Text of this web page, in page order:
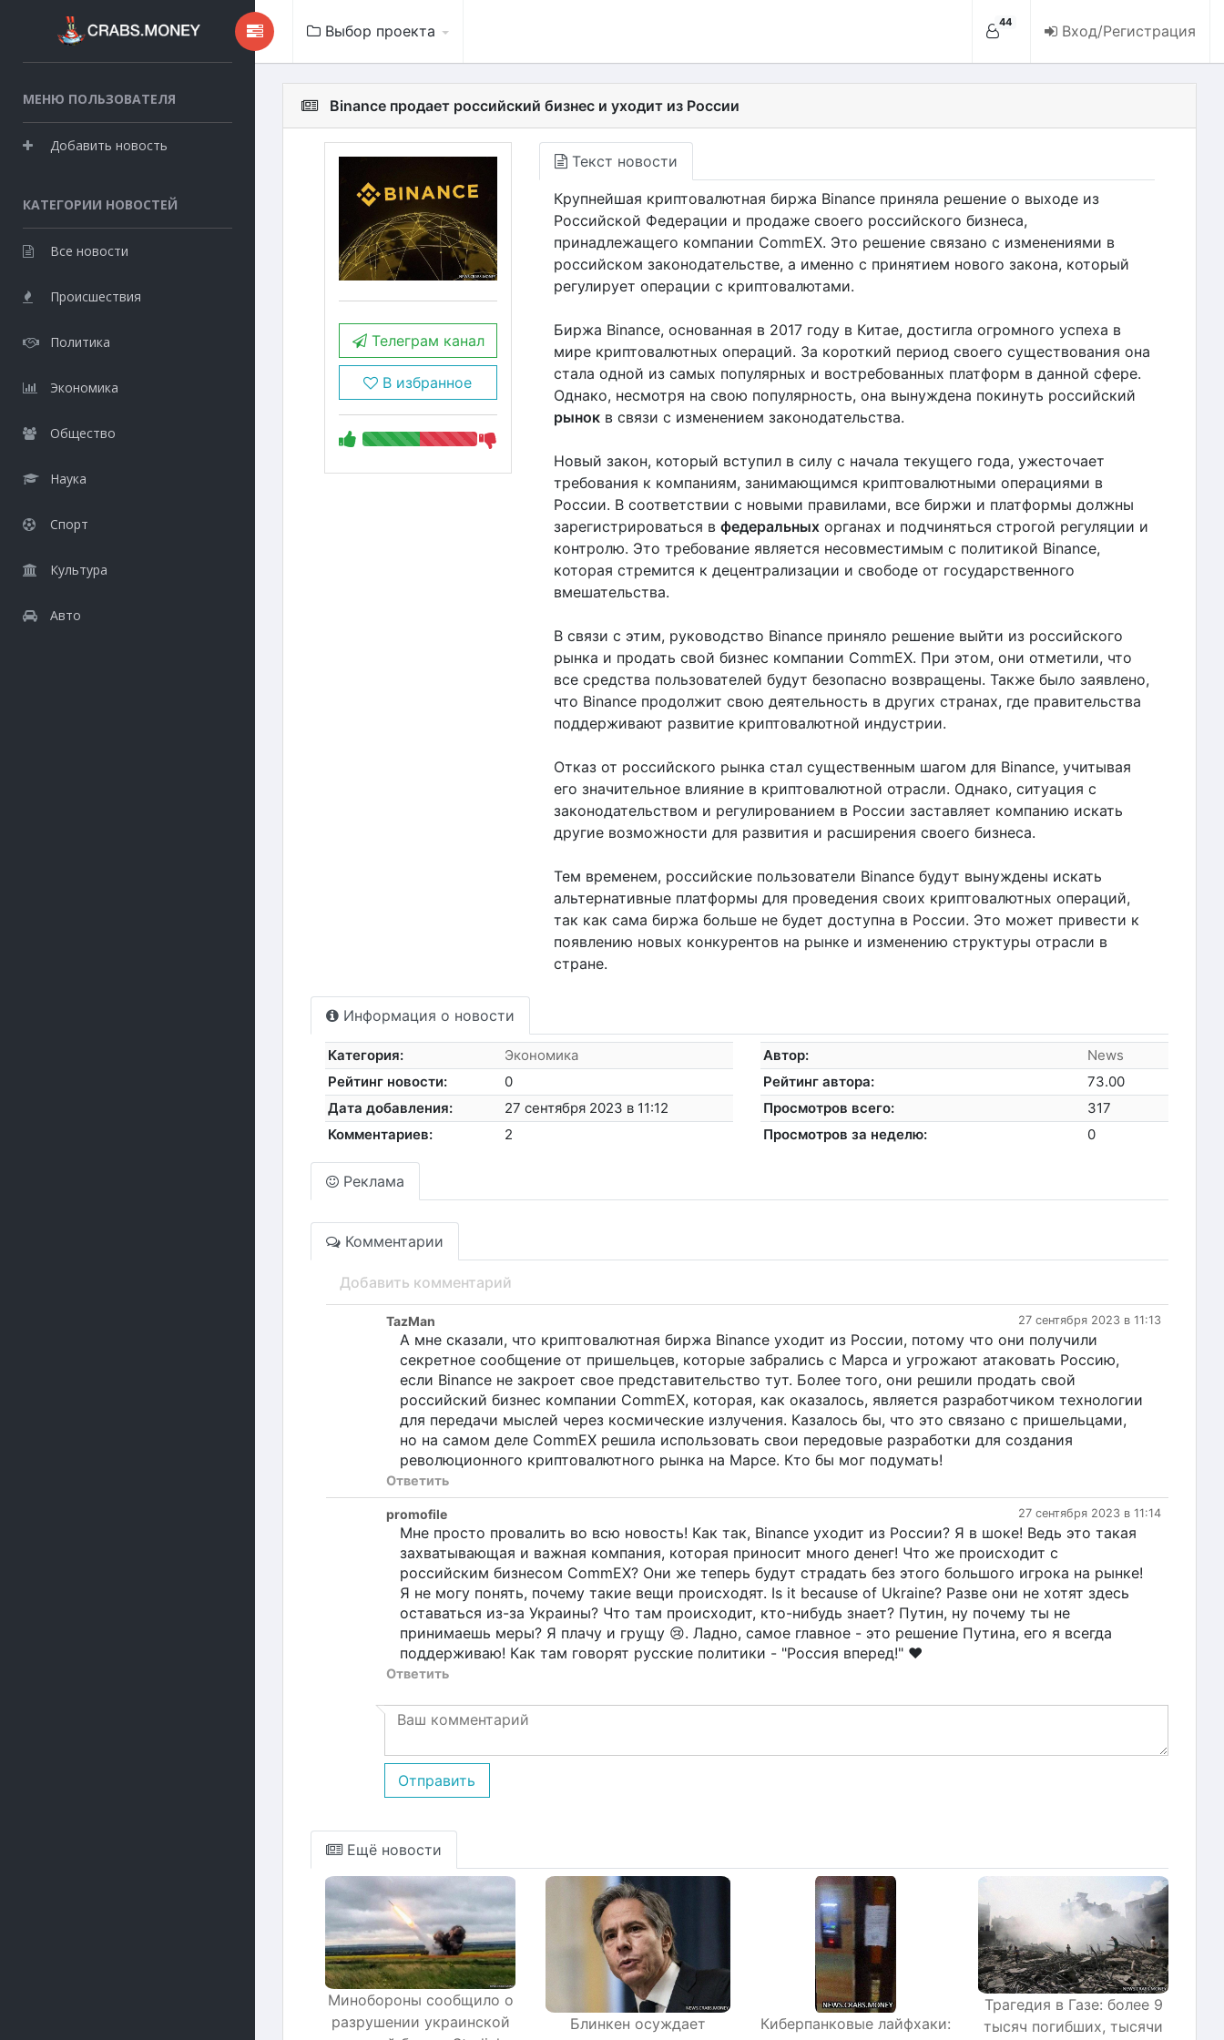
МЕНЮ ПОЛЬЗОВАТЕЛЯ
Добавить новость
КАТЕГОРИИ НОВОСТЕЙ
Все новости
Происшествия
Политика
Экономика
Общество
Наука
Спорт
Культура
Авто
Выбор проекта 44 Вход/Регистрация
Binance продает российский бизнес и уходит из России
Телеграм канал
В избранное
Текст новости
Крупнейшая криптовалютная биржа Binance приняла решение о выходе из
Российской Федерации и продаже своего российского бизнеса,
принадлежащего компании CommEX. Это решение связано с изменениями в
российском законодательстве, а именно с принятием нового закона, который
регулирует операции с криптовалютами.
Биржа Binance, основанная в 2017 году в Китае, достигла огромного успеха в
мире криптовалютных операций. За короткий период своего существования она
стала одной из самых популярных и востребованных платформ в данной сфере.
Однако, несмотря на свою популярность, она вынуждена покинуть российский
рынокв связи с изменением законодательства.
Новый закон, который вступил в силу с начала текущего года, ужесточает
требования к компаниям, занимающимся криптовалютными операциями в
России. В соответствии с новыми правилами, все биржи и платформы должны
зарегистрироваться в федеральныхорганах и подчиняться строгой регуляции и
контролю. Это требование является несовместимым с политикой Binance,
которая стремится к децентрализации и свободе от государственного
вмешательства.
В связи с этим, руководство Binance приняло решение выйти из российского
рынка и продать свой бизнес компании CommEX. При этом, они отметили, что
все средства пользователей будут безопасно возвращены. Также было заявлено,
что Binance продолжит свою деятельность в других странах, где правительства
поддерживают развитие криптовалютной индустрии.
Отказ от российского рынка стал существенным шагом для Binance, учитывая
его значительное влияние в криптовалютной отрасли. Однако, ситуация с
законодательством и регулированием в России заставляет компанию искать
другие возможности для развития и расширения своего бизнеса.
Тем временем, российские пользователи Binance будут вынуждены искать
альтернативные платформы для проведения своих криптовалютных операций,
так как сама биржа больше не будет доступна в России. Это может привести к
появлению новых конкурентов на рынке и изменению структуры отрасли в
стране.
Информация о новости
Категория:
Экономика
Рейтинг новости:
0
Дата добавления:
27 сентября 2023 в 11:12
Комментариев:
2
Автор:
News
Рейтинг автора:
73.00
Просмотров всего:
317
Просмотров за неделю:
0
Реклама
Комментарии
Добавить комментарий
27 сентября 2023 в 11:13
TazMan
А мне сказали, что криптовалютная биржа Binance уходит из России, потому что они получили
секретное сообщение от пришельцев, которые забрались с Марса и угрожают атаковать Россию,
если Binance не закроет свое представительство тут. Более того, они решили продать свой
российский бизнес компании CommEX, которая, как оказалось, является разработчиком технологии
для передачи мыслей через космические излучения. Казалось бы, что это связано с пришельцами,
но на самом деле CommEX решила использовать свои передовые разработки для создания
революционного криптовалютного рынка на Марсе. Кто бы мог подумать!
Ответить
27 сентября 2023 в 11:14
promofile
Мне просто провалить во всю новость! Как так, Binance уходит из России? Я в шоке! Ведь это такая
захватывающая и важная компания, которая приносит много денег! Что же происходит с
российским бизнесом CommEX? Они же теперь будут страдать без этого большого игрока на рынке!
Я не могу понять, почему такие вещи происходят. Is it because of Ukraine? Разве они не хотят здесь
оставаться из-за Украины? Что там происходит, кто-нибудь знает? Путин, ну почему ты не
принимаешь меры? Я плачу и грущу 😢. Ладно, самое главное - это решение Путина, его я всегда
поддерживаю! Как там говорят русские политики - "Россия вперед!" ❤️
Ответить
Отправить
Ещё новости
Минобороны сообщило о
разрушении украинской
Блинкен осуждает
Киберпанковые лайфхаки:
Трагедия в Газе: более 9
тысяч погибших, тысячи